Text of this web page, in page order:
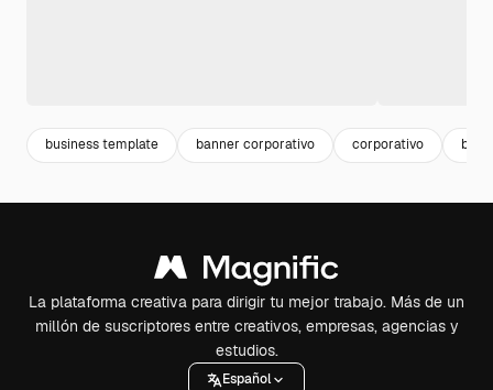
business template banner corporativo corporativo
La plataforma creativa para dirigir tu mejor trabajo. Más de un
millón de suscriptores entre creativos, empresas, agencias y
estudios.
Español